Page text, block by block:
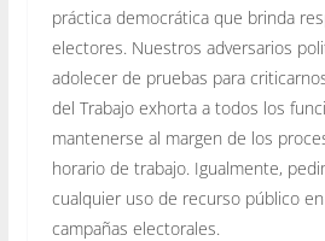
práctica democrática que brinda
electores. Nuestros adversarios
adolecer de pruebas para
del Trabajo exhorta a todos los
mantenerse al margen de los
horario de trabajo. Igualmente,
cualquier uso de recurso público
campañas electorales.